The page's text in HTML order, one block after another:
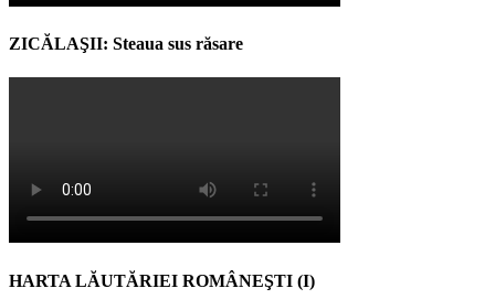
ZICĂLAŞII: Steaua sus răsare
HARTA LĂUTĂRIEI ROMÂNEŞTI (I)